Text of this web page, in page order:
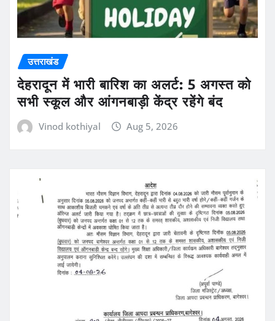
उत्तराखंड
देहरादून में भारी बारिश का अलर्ट: 5 अगस्त को
सभी स्कूल और आंगनबाड़ी केंद्र रहेंगे बंद
Vinod kothiyal Aug 5, 2026